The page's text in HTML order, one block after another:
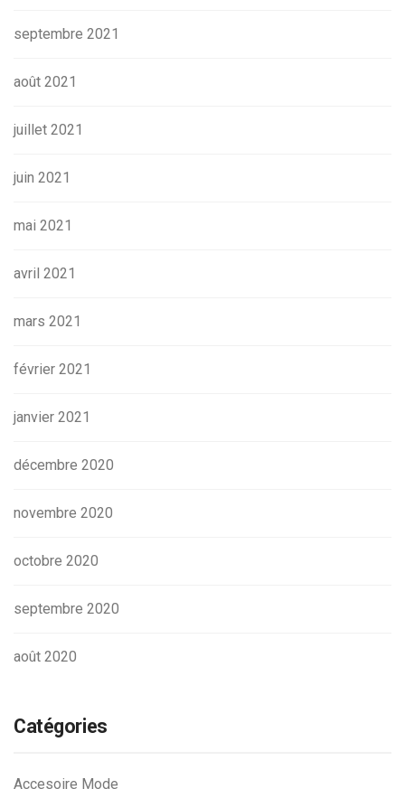
septembre 2021
août 2021
juillet 2021
juin 2021
mai 2021
avril 2021
mars 2021
février 2021
janvier 2021
décembre 2020
novembre 2020
octobre 2020
septembre 2020
août 2020
Catégories
Accesoire Mode